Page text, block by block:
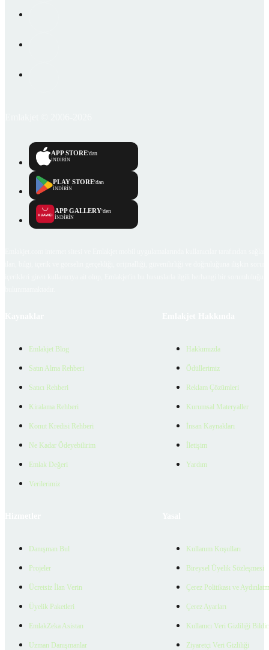
APP STORE'dan
İNDİRİN
PLAY STORE'dan
İNDİRİN
APP GALLERY'den
İNDİRİN
Emlakjet Blog
Satın Alma Rehberi
Satıcı Rehberi
Kiralama Rehberi
Konut Kredisi Rehberi
Ne Kadar Ödeyebilirim
Emlak Değeri
Verilerimiz
Hakkımızda
Ödüllerimiz
Reklam Çözümleri
Kurumsal Materyaller
İnsan Kaynakları
İletişim
Yardım
Danışman Bul
Projeler
Ücretsiz İlan Verin
Üyelik Paketleri
EmlakZeka Asistan
Uzman Danışmanlar
Kullanım Koşulları
Bireysel Üyelik Sözleşmesi
Çerez Politikası ve
Çerez Ayarları
Kullanıcı Veri Gizliliği
Ziyaretçi Veri Gizliliği